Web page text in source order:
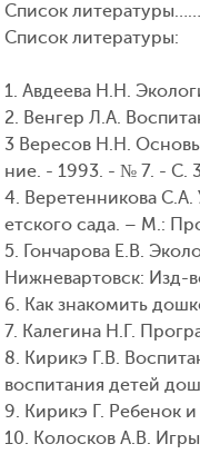
Список
Список литературы:
1. Авдеева Н.Н.
2. Венгер Л.А.
3 Вересов Н.Н.
ние. - 1993. - № 7. - С.
4. Веретенникова
етского сада. – М.:
5. Гончарова Е.В.
Нижневартовск: Изд-
6. Как знакомить
7. Калегина Н.Г.
8. Кирикэ Г.В.
воспитания детей
9. Кирикэ Г. Ребенок
10. Колосков А.В.